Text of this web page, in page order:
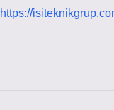
https://